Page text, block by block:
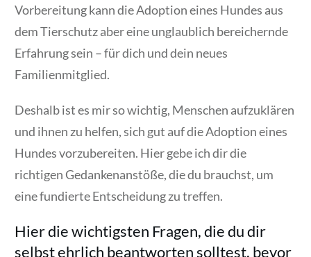
Vorbereitung kann die Adoption eines Hundes aus
dem Tierschutz aber eine unglaublich bereichernde
Erfahrung sein – für dich und dein neues
Familienmitglied.
Deshalb ist es mir so wichtig, Menschen aufzuklären
und ihnen zu helfen, sich gut auf die Adoption eines
Hundes vorzubereiten. Hier gebe ich dir die
richtigen Gedankenanstöße, die du brauchst, um
eine fundierte Entscheidung zu treffen.
Hier die wichtigsten Fragen, die du dir
selbst ehrlich beantworten solltest, bevor